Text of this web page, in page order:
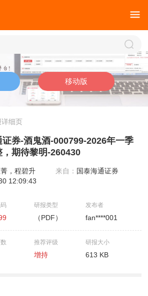
细页
券-酒鬼酒-000799-2026年一季
期待黎明-260430
，程碧升 来自： 国泰海通证券
12:09:43
研报类型
（PDF）
发布者
fan****001
推荐评级
增持
研报大小
613 KB